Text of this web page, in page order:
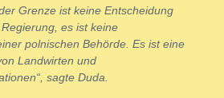
Grenze ist keine Entscheidung
es ist keine
polnischen Behörde. Es ist eine
Landwirten und
sagte Duda.